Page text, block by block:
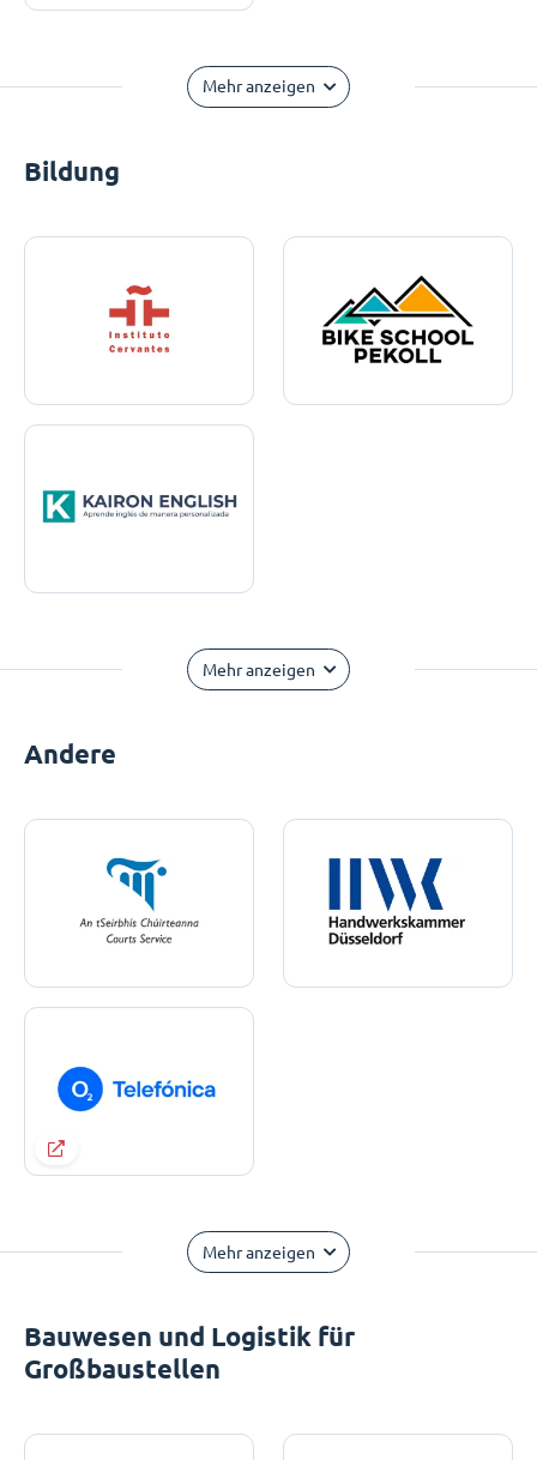
Mehr anzeigen
Bildung
Mehr anzeigen
Andere
Mehr anzeigen
Bauwesen und Logistik für
Großbaustellen